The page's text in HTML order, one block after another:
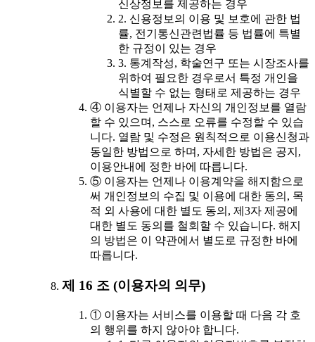
신상정보를 제공하는 경우
2. 신용정보의 이용 및 보호에 관한 법
률, 전기통신관련법률 등 법률에 특별
한 규정이 있는 경우
3. 통계작성, 학술연구 또는 시장조사를
위하여 필요한 경우로서 특정 개인을
식별할 수 없는 형태로 제공하는 경우
④ 이용자는 언제나 자신의 개인정보를 열람
할 수 있으며, 스스로 오류를 수정할 수 있습
니다. 열람 및 수정은 원칙적으로 이용신청과
동일한 방법으로 하며, 자세한 방법은 공지,
이용안내에 정한 바에 따릅니다.
⑤ 이용자는 언제나 이용계약을 해지함으로
써 개인정보의 수집 및 이용에 대한 동의, 목
적 외 사용에 대한 별도 동의, 제3자 제공에
대한 별도 동의를 철회할 수 있습니다. 해지
의 방법은 이 약관에서 별도로 규정한 바에
따릅니다.
제 16 조 (이용자의 의무)
① 이용자는 서비스를 이용할 때 다음 각 호
의 행위를 하지 않아야 합니다.